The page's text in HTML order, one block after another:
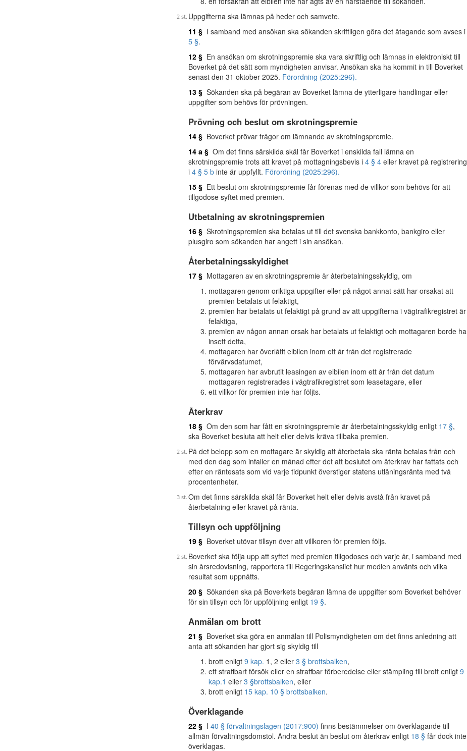
Uppgifterna ska lämnas på heder och samvete.
11 § I samband med ansökan ska sökanden skriftligen göra det åtagande som avses i
5 §.
12 § En ansökan om skrotningspremie ska vara skriftlig och lämnas in elektroniskt till
Boverket på det sätt som myndigheten anvisar. Ansökan ska ha kommit in till Boverket
senast den 31 oktober 2025. Förordning (2025:296).
13 § Sökanden ska på begäran av Boverket lämna de ytterligare handlingar eller
uppgifter som behövs för prövningen.
Prövning och beslut om skrotningspremie
14 § Boverket prövar frågor om lämnande av skrotningspremie.
14 a § Om det finns särskilda skäl får Boverket i enskilda fall lämna en
skrotningspremie trots att kravet på mottagningsbevis i 4 § 4 eller kravet på registrering
i 4 § 5 b inte är uppfyllt. Förordning (2025:296).
15 § Ett beslut om skrotningspremie får förenas med de villkor som behövs för att
tillgodose syftet med premien.
Utbetalning av skrotningspremien
16 § Skrotningspremien ska betalas ut till det svenska bankkonto, bankgiro eller
plusgiro som sökanden har angett i sin ansökan.
Återbetalningsskyldighet
17 § Mottagaren av en skrotningspremie är återbetalningsskyldig, om
mottagaren genom oriktiga uppgifter eller på något annat sätt har orsakat att
premien betalats ut felaktigt,
premien har betalats ut felaktigt på grund av att uppgifterna i vägtrafikregistret är
felaktiga,
premien av någon annan orsak har betalats ut felaktigt och mottagaren borde ha
insett detta,
mottagaren har överlåtit elbilen inom ett år från det registrerade
förvärvsdatumet,
mottagaren har avbrutit leasingen av elbilen inom ett år från det datum
mottagaren registrerades i vägtrafikregistret som leasetagare, eller
ett villkor för premien inte har följts.
Återkrav
18 § Om den som har fått en skrotningspremie är återbetalningsskyldig enligt 17 §,
ska Boverket besluta att helt eller delvis kräva tillbaka premien.
På det belopp som en mottagare är skyldig att återbetala ska ränta betalas från och
med den dag som infaller en månad efter det att beslutet om återkrav har fattats och
efter en räntesats som vid varje tidpunkt överstiger statens utlåningsränta med två
procentenheter.
Om det finns särskilda skäl får Boverket helt eller delvis avstå från kravet på
återbetalning eller kravet på ränta.
Tillsyn och uppföljning
19 § Boverket utövar tillsyn över att villkoren för premien följs.
Boverket ska följa upp att syftet med premien tillgodoses och varje år, i samband med
sin årsredovisning, rapportera till Regeringskansliet hur medlen använts och vilka
resultat som uppnåtts.
20 § Sökanden ska på Boverkets begäran lämna de uppgifter som Boverket behöver
för sin tillsyn och för uppföljning enligt 19 §.
Anmälan om brott
21 § Boverket ska göra en anmälan till Polismyndigheten om det finns anledning att
anta att sökanden har gjort sig skyldig till
brott enligt 9 kap. 1, 2 eller 3 § brottsbalken,
ett straffbart försök eller en straffbar förberedelse eller stämpling till brott enligt 9
kap.1 eller 3 §brottsbalken, eller
brott enligt 15 kap. 10 § brottsbalken.
Överklagande
22 § I 40 § förvaltningslagen (2017:900) finns bestämmelser om överklagande till
allmän förvaltningsdomstol. Andra beslut än beslut om återkrav enligt 18 § får dock inte
överklagas.